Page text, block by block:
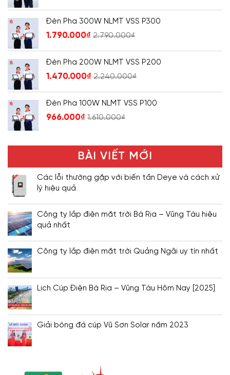
Đèn Pha 300W NLMT VSS P300
1.790.000₫ 2.790.000₫
Đèn Pha 200W NLMT VSS P200
1.470.000₫ 2.240.000₫
Đèn Pha 100W NLMT VSS P100
966.000₫ 1.610.000₫
BÀI VIẾT MỚI
Các lỗi thường gặp với biến tần Deye và cách xử
lý hiệu quả
Công ty lắp điện mặt trời Bà Rịa – Vũng Tàu hiệu
quả nhất
Công ty lắp điện mặt trời Quảng Ngãi uy tín nhất
Lịch Cúp Điện Bà Rịa – Vũng Tàu Hôm Nay [2025]
Giải bóng đá cúp Vũ Sơn Solar năm 2023